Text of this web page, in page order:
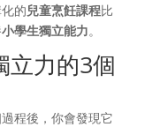
的兒童烹飪課程比
小學生獨立能力。
立力的3個
程後，你會發現它